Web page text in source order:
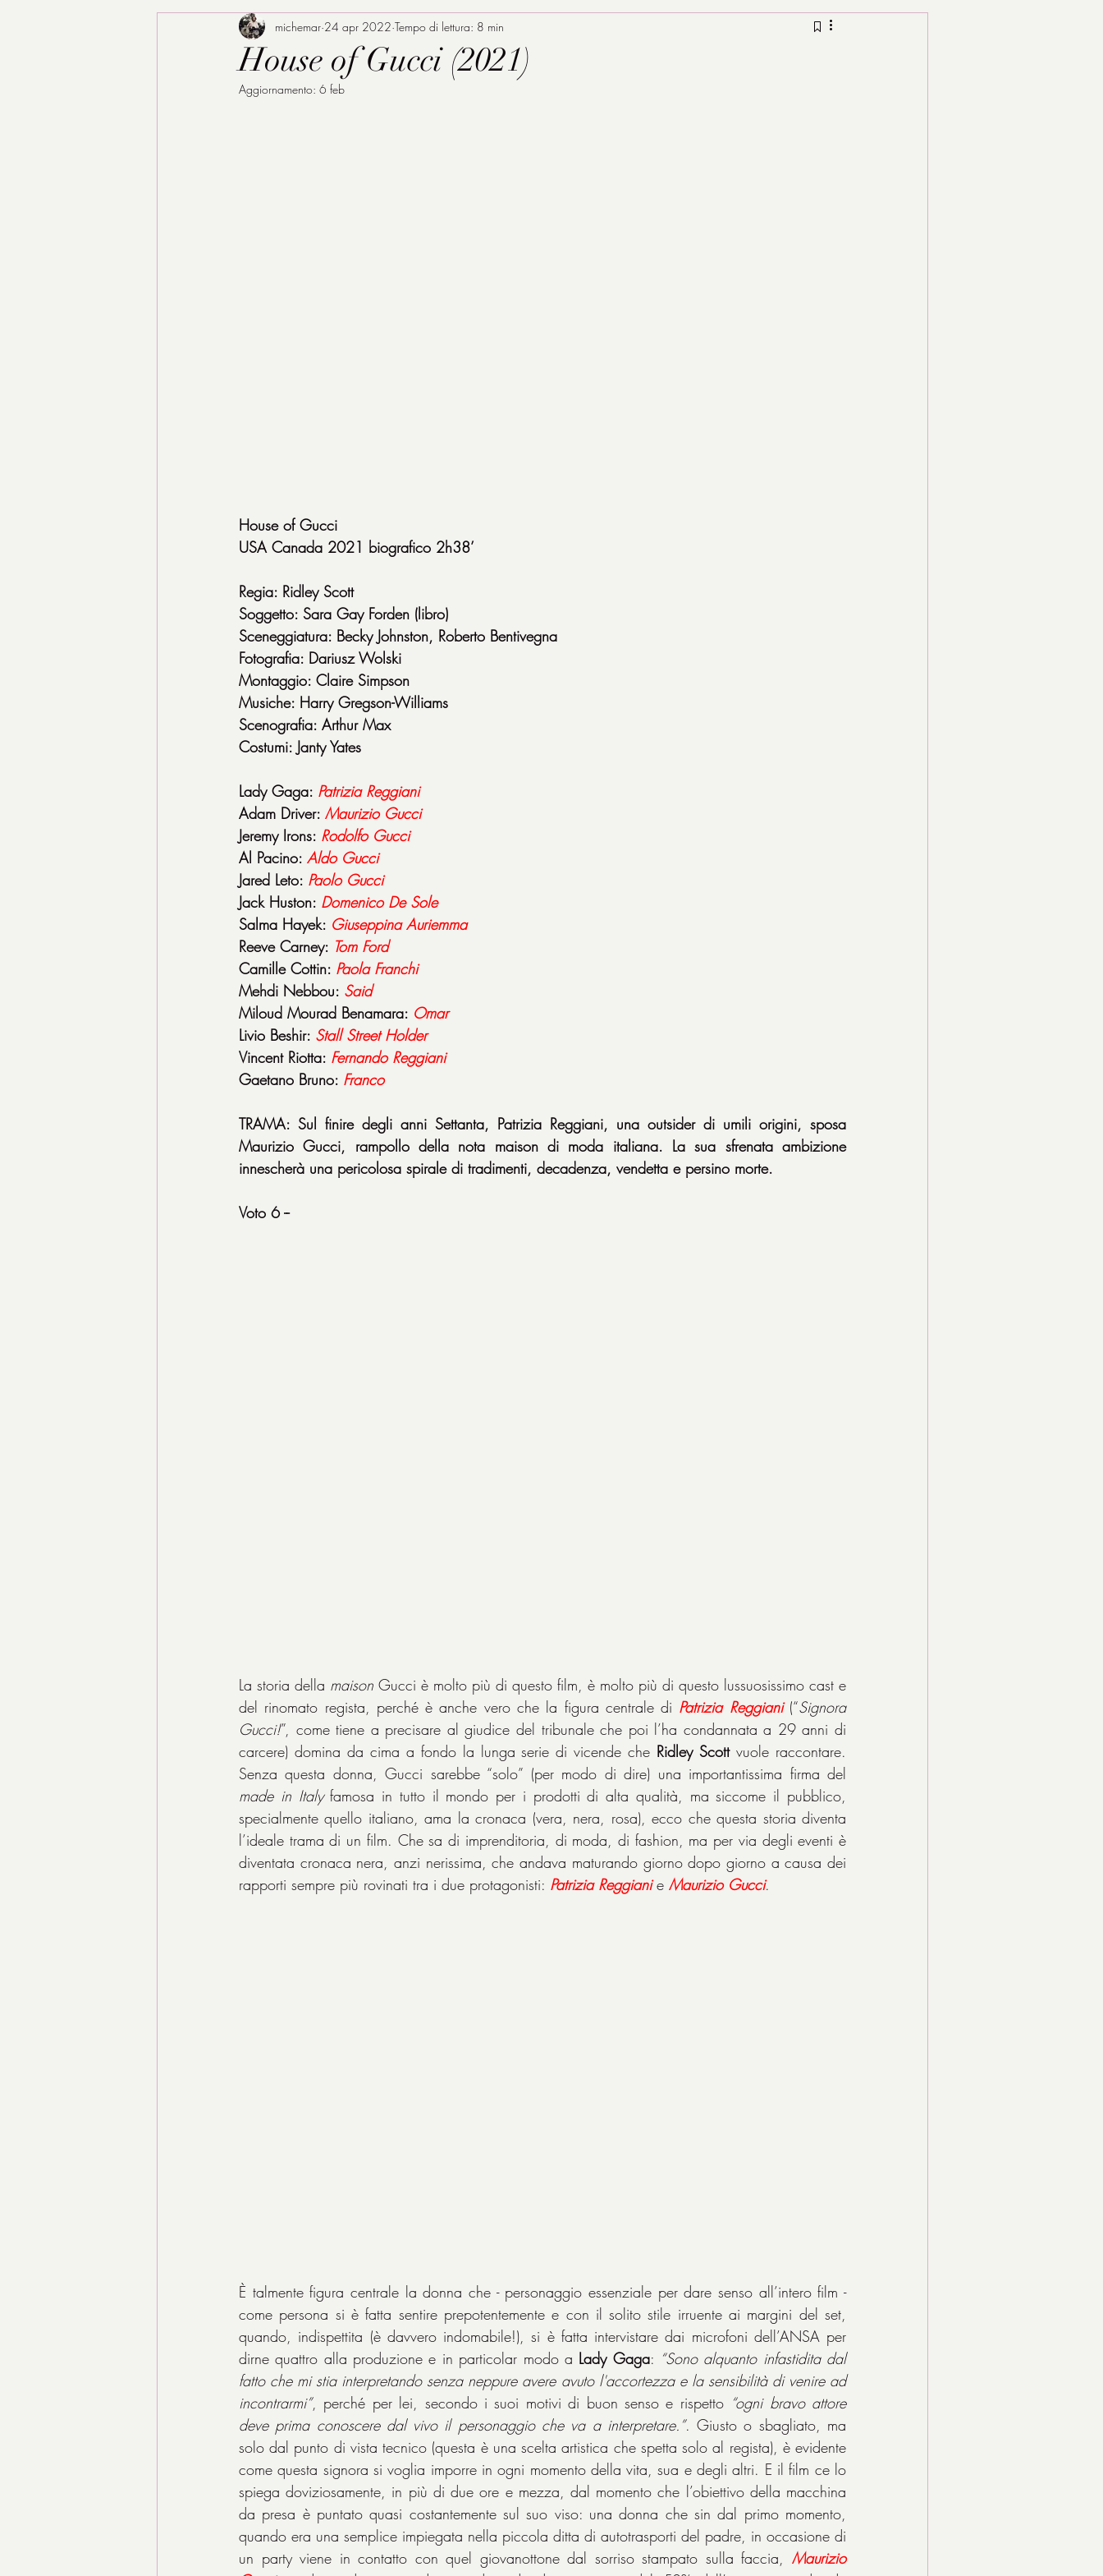
House of Gucci (2021)
michemar 24 apr 2022 Tempo di lettura: 8 min
Aggiornamento: 6 feb
House of Gucci
USA Canada 2021 biografico 2h38’
Regia: Ridley Scott
Soggetto: Sara Gay Forden (libro)
Sceneggiatura: Becky Johnston, Roberto Bentivegna
Fotografia: Dariusz Wolski
Montaggio: Claire Simpson
Musiche: Harry Gregson-Williams
Scenografia: Arthur Max
Costumi: Janty Yates
Lady Gaga: Patrizia Reggiani
Adam Driver: Maurizio Gucci
Jeremy Irons: Rodolfo Gucci
Al Pacino: Aldo Gucci
Jared Leto: Paolo Gucci
Jack Huston: Domenico De Sole
Salma Hayek: Giuseppina Auriemma
Reeve Carney: Tom Ford
Camille Cottin: Paola Franchi
Mehdi Nebbou: Said
Miloud Mourad Benamara: Omar
Livio Beshir: Stall Street Holder
Vincent Riotta: Fernando Reggiani
Gaetano Bruno: Franco
TRAMA: Sul finire degli anni Settanta, Patrizia Reggiani, una outsider di umili origini, sposa
Maurizio Gucci, rampollo della nota maison di moda italiana. La sua sfrenata ambizione
innescherà una pericolosa spirale di tradimenti, decadenza, vendetta e persino morte.
Voto 6 --
La storia della maison Gucci è molto più di questo film, è molto più di questo lussuosissimo cast e
del rinomato regista, perché è anche vero che la figura centrale di Patrizia Reggiani (“Signora
Gucci!”, come tiene a precisare al giudice del tribunale che poi l’ha condannata a 29 anni di
carcere) domina da cima a fondo la lunga serie di vicende che Ridley Scott vuole raccontare.
made in Italy famosa in tutto il mondo per i prodotti di alta qualità, ma siccome il pubblico,
specialmente quello italiano, ama la cronaca (vera, nera, rosa), ecco che questa storia diventa
l’ideale trama di un film. Che sa di imprenditoria, di moda, di fashion, ma per via degli eventi è
diventata cronaca nera, anzi nerissima, che andava maturando giorno dopo giorno a causa dei
rapporti sempre più rovinati tra i due protagonisti: Patrizia Reggiani e Maurizio Gucci.
È talmente figura centrale la donna che - personaggio essenziale per dare senso all’intero film -
come persona si è fatta sentire prepotentemente e con il solito stile irruente ai margini del set,
quando, indispettita (è davvero indomabile!), si è fatta intervistare dai microfoni dell’ANSA per
dirne quattro alla produzione e in particolar modo a Lady Gaga: “Sono alquanto infastidita dal
fatto che mi stia interpretando senza neppure avere avuto l'accortezza e la sensibilità di venire ad
incontrarmi”, perché per lei, secondo i suoi motivi di buon senso e rispetto “ogni bravo attore
deve prima conoscere dal vivo il personaggio che va a interpretare.”. Giusto o sbagliato, ma
solo dal punto di vista tecnico (questa è una scelta artistica che spetta solo al regista), è evidente
come questa signora si voglia imporre in ogni momento della vita, sua e degli altri. E il film ce lo
spiega doviziosamente, in più di due ore e mezza, dal momento che l’obiettivo della macchina
da presa è puntato quasi costantemente sul suo viso: una donna che sin dal primo momento,
quando era una semplice impiegata nella piccola ditta di autotrasporti del padre, in occasione di
un party viene in contatto con quel giovanottone dal sorriso stampato sulla faccia, Maurizio